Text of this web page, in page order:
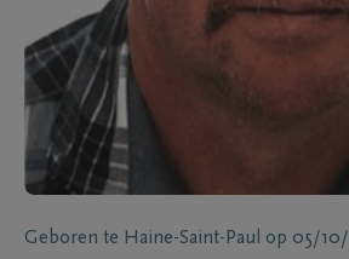
Geboren te Haine-Saint-Paul op 05/10/